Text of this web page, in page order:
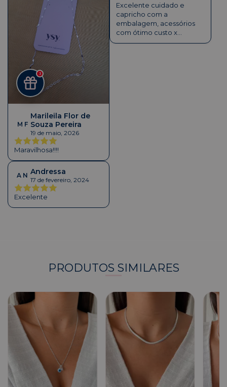
M F
Marileila Flor de
Souza Pereira
19 de maio, 2026
Maravilhosa!!!!
A N Andressa
17 de fevereiro, 2024
Excelente
Excelente cuidado e
capricho com a
embalagem, acessórios
com ótimo custo x
beneficio, pois se nota a
PRODUTOS SIMILARES
3